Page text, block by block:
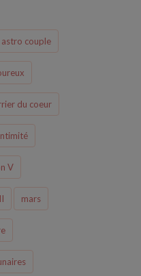
astro couple
du coeur
V
mars